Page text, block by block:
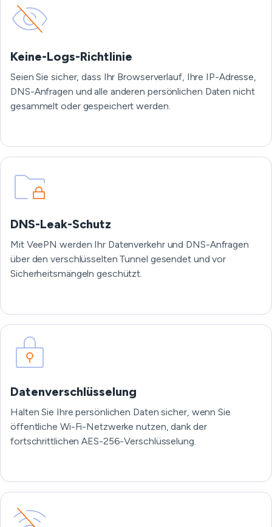
Keine-Logs-Richtlinie
Seien Sie sicher, dass Ihr Browserverlauf, Ihre IP-Adresse,
DNS-Anfragen und alle anderen persönlichen Daten nicht
gesammelt oder gespeichert werden.
DNS-Leak-Schutz
Mit VeePN werden Ihr Datenverkehr und DNS-Anfragen
über den verschlüsselten Tunnel gesendet und vor
Sicherheitsmängeln geschützt.
Datenverschlüsselung
Halten Sie Ihre persönlichen Daten sicher, wenn Sie
öffentliche Wi-Fi-Netzwerke nutzen, dank der
fortschrittlichen AES-256-Verschlüsselung.